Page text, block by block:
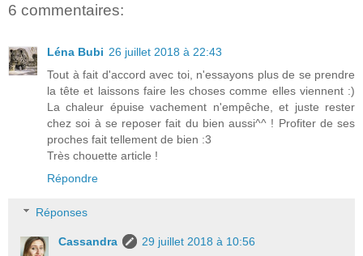
6 commentaires:
Léna Bubi 26 juillet 2018 à 22:43
Tout à fait d'accord avec toi, n'essayons plus de se prendre
la tête et laissons faire les choses comme elles viennent :)
La chaleur épuise vachement n'empêche, et juste rester
chez soi à se reposer fait du bien aussi^^ ! Profiter de ses
proches fait tellement de bien :3
Très chouette article !
Répondre
Réponses
Cassandra
29 juillet 2018 à 10:56